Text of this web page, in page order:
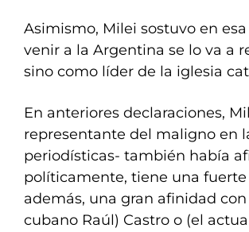
Asimismo, Milei sostuvo en
venir a la Argentina se lo va a
sino como líder de la iglesia
En anteriores declaraciones,
representante del maligno en
periodísticas- también había
políticamente, tiene una
además, una gran afinidad
cubano Raúl) Castro o (el